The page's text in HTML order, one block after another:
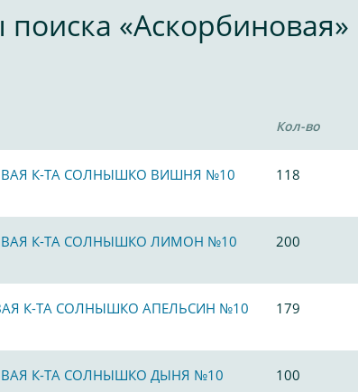
поиска «Аскорбиновая»
Кол-во
К-ТА СОЛНЫШКО ВИШНЯ №10
118
К-ТА СОЛНЫШКО ЛИМОН №10
200
К-ТА СОЛНЫШКО АПЕЛЬСИН №10
179
К-ТА СОЛНЫШКО ДЫНЯ №10
100